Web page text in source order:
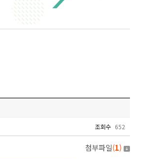
조회수 652
첨부파일(1)